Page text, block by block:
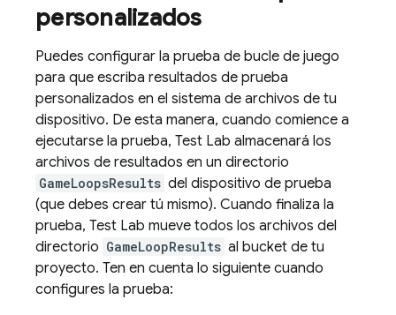
personalizados
Puedes configurar la prueba de bucle de juego
para que escriba resultados de prueba
personalizados en el sistema de archivos de tu
dispositivo. De esta manera, cuando comience a
ejecutarse la prueba, Test Lab almacenará los
archivos de resultados en un directorio
GameLoopsResults del dispositivo de prueba
(que debes crear tú mismo). Cuando finaliza la
prueba, Test Lab mueve todos los archivos del
directorio GameLoopResults al bucket de tu
proyecto. Ten en cuenta lo siguiente cuando
configures la prueba: